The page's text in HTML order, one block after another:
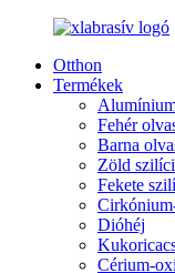
Otthon
Termékek
Fehér
Barna
Zöld
Fekete
Dióhéj
Cérium-